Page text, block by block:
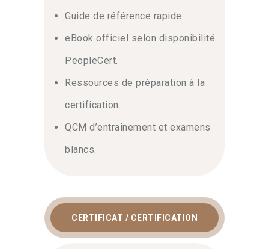
Guide de référence rapide.
eBook officiel selon disponibilité
PeopleCert.
Ressources de préparation à la
certification.
QCM d’entraînement et examens
blancs.
CERTIFICAT / CERTIFICATION